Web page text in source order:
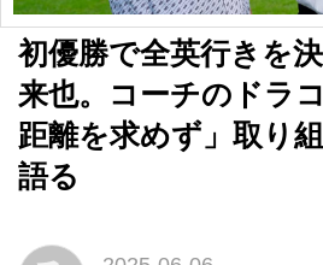
初優勝で全英行きを
来也。コーチのドラ
距離を求めず」取り
語る